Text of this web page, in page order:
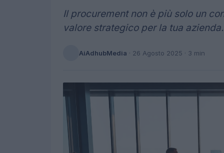
Il procurement non è più solo un
valore strategico per la tua azienda.
AiAdhubMedia · 26 Agosto 2025 · 3 min